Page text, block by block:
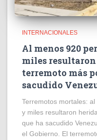
INTERNACIONALES
Al menos 920
miles
terremoto más
sacudido
Terremotos mortales:
y miles resultaron
que ha sacudido
el Gobierno. El